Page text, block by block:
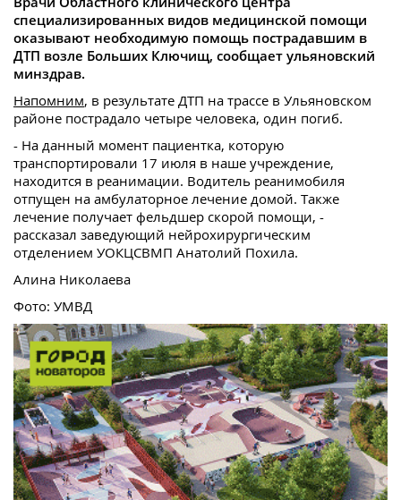
специализированных видов медицинской помощи
оказывают необходимую помощь пострадавшим в
ДТП возле Больших Ключищ, сообщает ульяновский
минздрав.
Напомним, в результате ДТП на трассе в Ульяновском
районе пострадало четыре человека, один погиб.
- На данный момент пациентка, которую
транспортировали 17 июля в наше учреждение,
находится в реанимации. Водитель реанимобиля
отпущен на амбулаторное лечение домой. Также
лечение получает фельдшер скорой помощи, -
рассказал заведующий нейрохирургическим
отделением УОКЦСВМП Анатолий Похила.
Алина Николаева
Фото: УМВД